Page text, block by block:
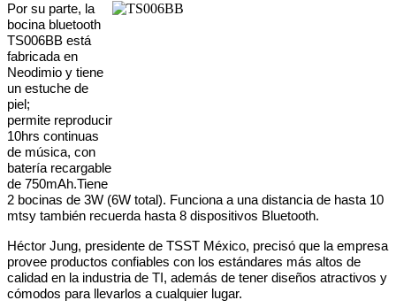
Por su parte, la
bocina bluetooth
TS006BB está
fabricada en
Neodimio y tiene
un estuche de
piel;
permite reproducir
10hrs continuas
de música, con
batería recargable
de 750mAh.Tiene
2 bocinas de 3W (6W total). Funciona a una distancia de hasta 10
mtsy también recuerda hasta 8 dispositivos Bluetooth.
Héctor Jung, presidente de TSST México, precisó que la empresa
provee productos confiables con los estándares más altos de
calidad en la industria de TI, además de tener diseños atractivos y
cómodos para llevarlos a cualquier lugar.